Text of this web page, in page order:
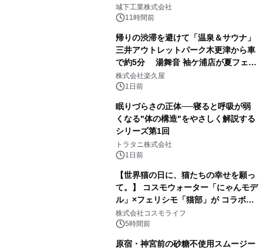
ーブル1本つなぐだけ、テレビの音が
ぐっと豊かに
城下工業株式会社
11時間前
帰りの渋滞を避けて「温泉＆サウナ」
三井アウトレットパーク木更津から車
で約5分 湯舞音 袖ケ浦店が夏フェア
メニューを提供
株式会社楽久屋
1日前
眠りづらさの正体──寝ると呼吸が弱
くなる"体の構造"をやさしく解説する
シリーズ第1回
トラタニ株式会社
1日前
【世界猫の日に、猫たちの幸せを願っ
て。】 コスモウォーター「にゃんモデ
ル」×フェリシモ「猫部」が コラボキ
ャンペーンを実施
株式会社コスモライフ
5時間前
原宿・神宮前の砂糖不使用スムージー